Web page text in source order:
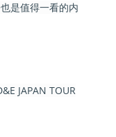
是值得一看的内
JAPAN TOUR